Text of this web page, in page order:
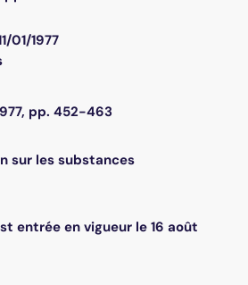
01/1977
pp. 452-463
sur les substances
entrée en vigueur le 16 août